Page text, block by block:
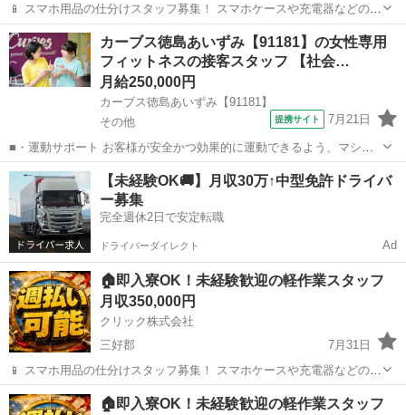
📱 スマホ用品の仕分けスタッフ募集！ スマホケースや充電器などの仕
分け・検品を行うシンプルなお仕事です♪
━━━━━━━━━━━━━━━━ 📲 ご応募はこちら（24時間受付
中） https://lin.ee/...
徳島 名東郡 工場 未経験
カーブス徳島あいずみ【91181】の女性専用
フィットネスの接客スタッフ 【社会…
月給250,000円
カーブス徳島あいずみ【91181】
その他
提携サイト 7月21日
■・運動サポート お客様が安全かつ効果的に運動できるよう、マシン
の使い方をアドバイスします。運動が初めての方や苦手な方がほとん
どなので、難しい指導はありません。「今日はこの動きを意識しまし
ょう！」といったお声がけをしながら、...
徳島 その他 その他
【未経験OK🚚】月収30万↑中型免許ドライバ
ー募集
完全週休2日で安定転職
ドライバーダイレクト Ad
🏠即入寮OK！未経験歓迎の軽作業スタッフ
月収350,000円
クリック株式会社
三好郡
7月31日
📱 スマホ用品の仕分けスタッフ募集！ スマホケースや充電器などの仕
分け・検品を行うシンプルなお仕事です♪
━━━━━━━━━━━━━━━━ 📲 ご応募はこちら（24時間受付
徳島 三好郡 工場
🏠即入寮OK！未経験歓迎の軽作業スタッフ